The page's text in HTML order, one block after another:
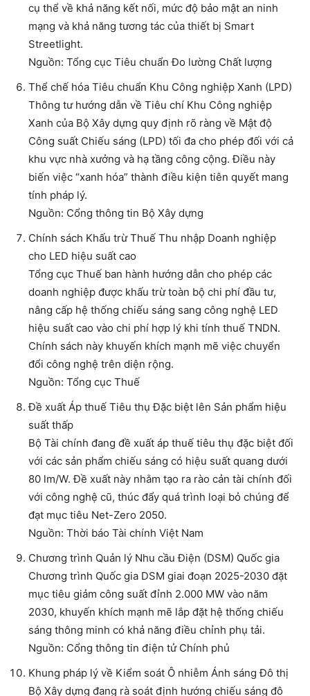
cụ thể về khả năng kết nối, mức độ bảo mật an ninh
mạng và khả năng tương tác của thiết bị Smart
Streetlight.
Nguồn: Tổng cục Tiêu chuẩn Đo lường Chất lượng
Thể chế hóa Tiêu chuẩn Khu Công nghiệp Xanh (LPD)
Thông tư hướng dẫn về Tiêu chí Khu Công nghiệp
Xanh của Bộ Xây dựng quy định rõ ràng về Mật độ
Công suất Chiếu sáng (LPD) tối đa cho phép đối với cả
khu vực nhà xưởng và hạ tầng công cộng. Điều này
biến việc “xanh hóa” thành điều kiện tiên quyết mang
tính pháp lý.
Nguồn: Cổng thông tin Bộ Xây dựng
Chính sách Khấu trừ Thuế Thu nhập Doanh nghiệp
cho LED hiệu suất cao
Tổng cục Thuế ban hành hướng dẫn cho phép các
doanh nghiệp được khấu trừ toàn bộ chi phí đầu tư,
nâng cấp hệ thống chiếu sáng sang công nghệ LED
hiệu suất cao vào chi phí hợp lý khi tính thuế TNDN.
Chính sách này khuyến khích mạnh mẽ việc chuyển
đổi công nghệ trên diện rộng.
Nguồn: Tổng cục Thuế
Đề xuất Áp thuế Tiêu thụ Đặc biệt lên Sản phẩm hiệu
suất thấp
Bộ Tài chính đang đề xuất áp thuế tiêu thụ đặc biệt đối
với các sản phẩm chiếu sáng có hiệu suất quang dưới
80 lm/W. Đề xuất này nhằm tạo ra rào cản tài chính đối
với công nghệ cũ, thúc đẩy quá trình loại bỏ chúng để
đạt mục tiêu Net-Zero 2050.
Nguồn: Thời báo Tài chính Việt Nam
Chương trình Quản lý Nhu cầu Điện (DSM) Quốc gia
Chương trình Quốc gia DSM giai đoạn 2025-2030 đặt
mục tiêu giảm công suất đỉnh 2.000 MW vào năm
2030, khuyến khích mạnh mẽ lắp đặt hệ thống chiếu
sáng thông minh có khả năng điều chỉnh phụ tải.
Nguồn: Cổng thông tin điện tử Chính phủ
Khung pháp lý về Kiểm soát Ô nhiễm Ánh sáng Đô thị
Bộ Xây dựng đang rà soát định hướng chiếu sáng đô